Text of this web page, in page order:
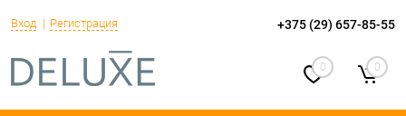
Вход Регистрация +375 (29) 657-85-55
0 0